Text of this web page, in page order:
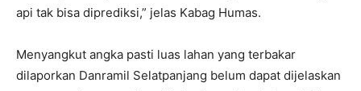
api tak bisa diprediksi,” jelas Kabag Humas.
Menyangkut angka pasti luas lahan yang terbakar
dilaporkan Danramil Selatpanjang belum dapat dijelaskan